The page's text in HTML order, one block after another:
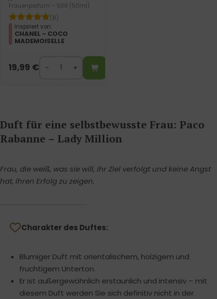
Frauenparfum – 539 (50ml)
(8)
Inspiriert von:
CHANEL - COCO
MADEMOISELLE
19,99 €
Duft für eine selbstbewusste Frau: Paco
Rabanne – Lady Million
Frau, die weiß, was sie will, ihr Ziel verfolgt und keine Angst
hat, ihren Erfolg zu zeigen.
Charakter des Duftes:
Blumiger Duft mit orientalischem, holzigem und
fruchtigem Unterton.
Er ist außergewöhnlich erstaunlich und intensiv – mit
diesem Duft werden Sie sich definitiv nicht in der